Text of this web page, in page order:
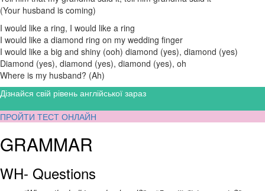
(Your husband is coming)
I would like a ring, I would like a ring
I would like a diamond ring on my wedding finger
I would like a big and shiny (ooh) diamond (yes), diamond (yes)
Diamond (yes), diamond (yes), diamond (yes), oh
Where is my husband? (Ah)
Дізнайся свій рівень англійської зараз
ПРОЙТИ ТЕСТ ОНЛАЙН
GRAMMAR
WH- Questions